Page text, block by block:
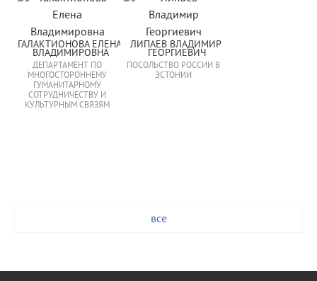
ГАЛАКТИОНОВА ЕЛЕНА
ВЛАДИМИРОВНА
ДЕПАРТАМЕНТ ПО
МНОГОСТОРОННЕМУ
ГУМАНИТАРНОМУ
СОТРУДНИЧЕСТВУ И
КУЛЬТУРНЫМ СВЯЗЯМ
ЛИПАЕВ ВЛАДИМИР
ГЕОРГИЕВИЧ
ПОСОЛЬСТВО РОССИИ В
ЭСТОНИИ
все